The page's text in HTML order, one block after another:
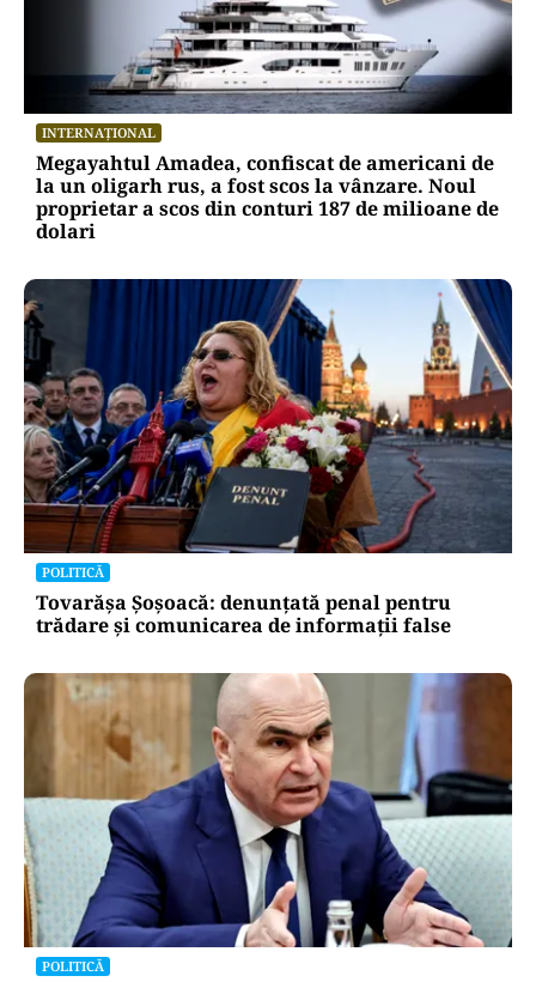
INTERNAȚIONAL
Megayahtul Amadea, confiscat de americani de
la un oligarh rus, a fost scos la vânzare. Noul
proprietar a scos din conturi 187 de milioane de
dolari
POLITICĂ
Tovarășa Șoșoacă: denunțată penal pentru
trădare și comunicarea de informații false
POLITICĂ